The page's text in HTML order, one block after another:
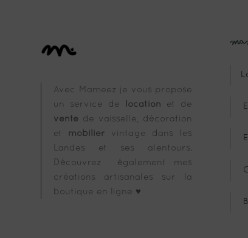
Avec Mameez je vous propose
un service de
location et de
vente de vaisselle, décoration
et mobilier vintage dans les
Landes et ses alentours.
Découvrez également mes
créations artisanales sur la
boutique en ligne ♥